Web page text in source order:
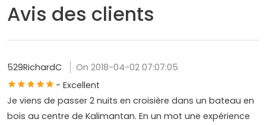
Avis des clients
529RichardC
On 2018-04-02 07:07:05
- Excellent
Je viens de passer 2 nuits en croisière dans un bateau en
bois au centre de Kalimantan. En un mot une expérience